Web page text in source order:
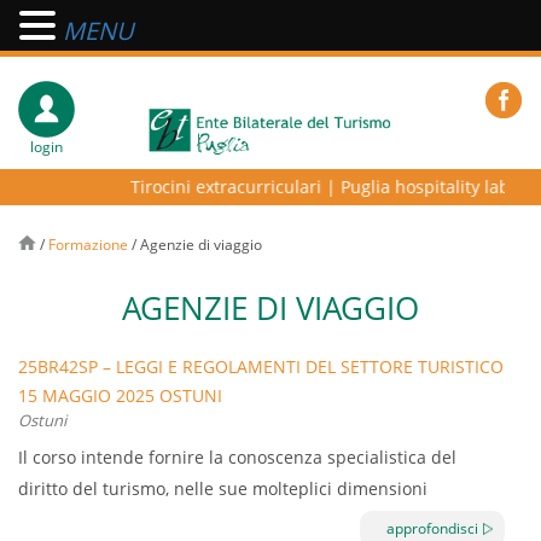
login
Tirocini extracurriculari| Puglia hospitality lab –
/ Formazione /Agenzie di viaggio
AGENZIE DI VIAGGIO
25BR42SP – LEGGI E REGOLAMENTI DEL SETTORE TURISTICO
15 MAGGIO 2025 OSTUNI
Ostuni
Il corso intende fornire la conoscenza specialistica del
diritto del turismo, nelle sue molteplici dimensioni
(privatistica, pubblicistica, internazionalistica), mediante lo
approfondisci
MENU